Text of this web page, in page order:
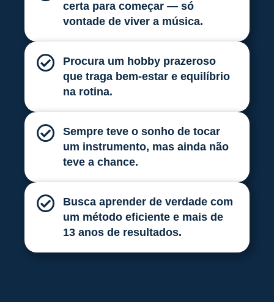
certa para começar — só
vontade de viver a música.
Procura um hobby prazeroso
que traga bem-estar e equilíbrio
na rotina.
Sempre teve o sonho de tocar
um instrumento, mas ainda não
teve a chance.
Busca aprender de verdade com
um método eficiente e mais de
13 anos de resultados.